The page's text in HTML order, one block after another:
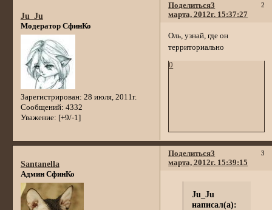
Поделиться 2
3
марта, 2012г. 15:37:27
Ju_Ju
Модератор СфинКо
Зарегистрирован: 28 июля, 2011г.
Сообщений: 4332
Уважение: [+9/-1]
Оль, узнай, где он
территориально
0
Поделиться 3
3
марта, 2012г. 15:39:15
Santanella
Админ СфинКо
Ju_Ju
написал(а):